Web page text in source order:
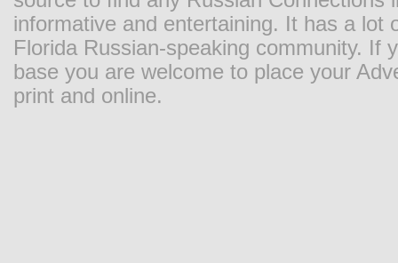
informative and entertaining. It has a
Florida Russian-speaking community. If
base you are welcome to place your
print and online.